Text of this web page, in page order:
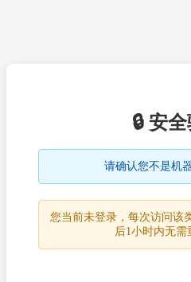
🔒 安
请确认您不是机
您当前未登录，每次访问该
后1小时内无需